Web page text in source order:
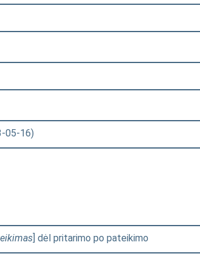
05-16)
] dėl pritarimo po pateikimo